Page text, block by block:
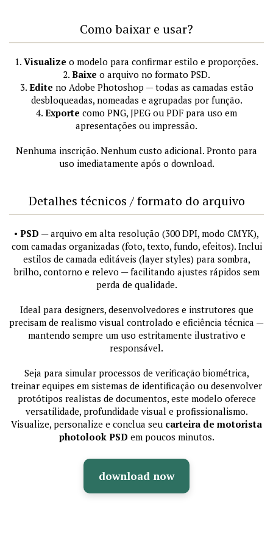
Como baixar e usar?
1. Visualize o modelo para confirmar estilo e proporções.
2. Baixe o arquivo no formato PSD.
3. Edite no Adobe Photoshop — todas as camadas estão
desbloqueadas, nomeadas e agrupadas por função.
4. Exporte como PNG, JPEG ou PDF para uso em
apresentações ou impressão.
Nenhuma inscrição. Nenhum custo adicional. Pronto para
uso imediatamente após o download.
Detalhes técnicos / formato do arquivo
• PSD — arquivo em alta resolução (300 DPI, modo CMYK),
com camadas organizadas (foto, texto, fundo, efeitos). Inclui
estilos de camada editáveis (layer styles) para sombra,
brilho, contorno e relevo — facilitando ajustes rápidos sem
perda de qualidade.
Ideal para designers, desenvolvedores e instrutores que
precisam de realismo visual controlado e eficiência técnica —
mantendo sempre um uso estritamente ilustrativo e
responsável.
Seja para simular processos de verificação biométrica,
treinar equipes em sistemas de identificação ou desenvolver
protótipos realistas de documentos, este modelo oferece
versatilidade, profundidade visual e profissionalismo.
Visualize, personalize e conclua seu carteira de motorista
photolook PSD em poucos minutos.
download now